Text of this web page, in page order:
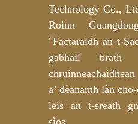
Technology Co.,
Roinn
"Factaraidh an t-
gabhail brath
a’ dèanamh làn
leis an t-sreath